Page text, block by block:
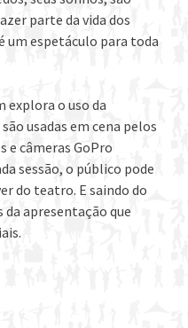
parte da vida dos
um espetáculo para toda
explora o uso da
usadas em cena pelos
e câmeras GoPro
sessão, o público pode
do teatro. E saindo do
apresentação que